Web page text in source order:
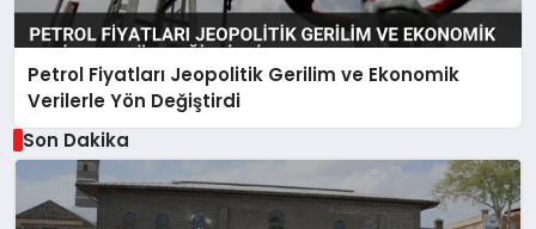
Petrol Fiyatları Jeopolitik Gerilim ve Ekonomik
Verilerle Yön Değiştirdi
Son Dakika